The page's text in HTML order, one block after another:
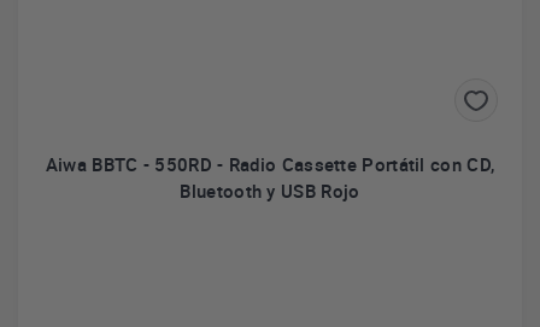
Aiwa BBTC - 550RD - Radio Cassette Portátil con CD,
Bluetooth y USB Rojo